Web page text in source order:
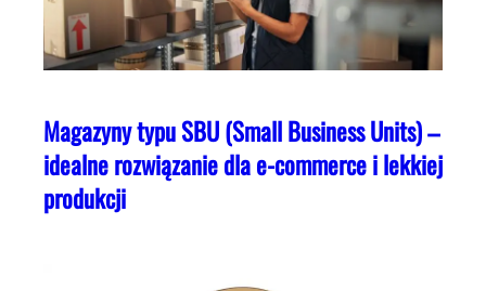
Magazyny typu SBU (Small Business Units) –
idealne rozwiązanie dla e-commerce i lekkiej
produkcji